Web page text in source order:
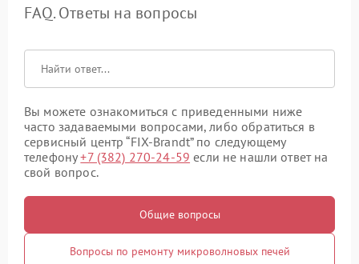
FAQ. Ответы на вопросы
Вы можете ознакомиться с приведенными ниже
часто задаваемыми вопросами, либо обратиться в
сервисный центр “FIX-Brandt” по следующему
телефону+7 (382) 270-24-59 если не нашли ответ на
свой вопрос.
Общие вопросы
Вопросы по ремонту микроволновых печей